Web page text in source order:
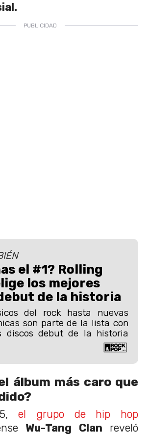
el #1? Rolling
los mejores
de la historia
del rock hasta nuevas
son parte de la lista con
discos debut de la historia
álbum más caro que
el grupo de hip hop
Wu-Tang Clan reveló